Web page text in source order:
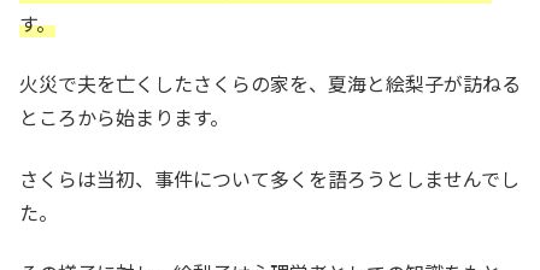
す。
火災で夫を亡くしたさくらの家を、夏海と絵梨子が訪ねる
ところから始まります。
さくらは当初、事件について多くを語ろうとしませんでし
た。